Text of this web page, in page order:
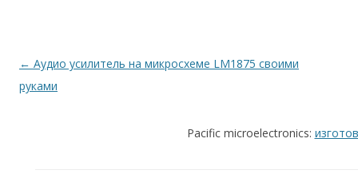
Навигация по записям
← Аудио усилитель на микросхеме LM1875 своими
руками
Pacific microelectronics: